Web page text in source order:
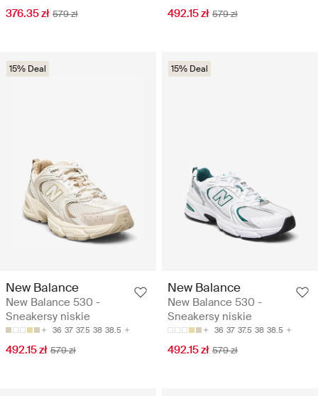
376.35 zł 579 zł 492.15 zł 579 zł
15% Deal
New Balance
New Balance 530 -
Sneakersy niskie
36 37 37.5 38 38.5
492.15 zł 579 zł
15% Deal
New Balance
New Balance 530 -
Sneakersy niskie
36 37 37.5 38 38.5
492.15 zł 579 zł